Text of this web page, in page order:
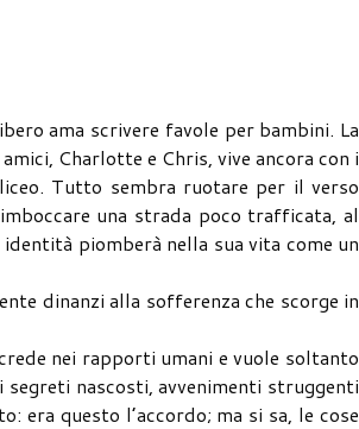
ama scrivere favole per bambini. La
Charlotte e Chris, vive ancora con i
Tutto sembra ruotare per il verso
una strada poco trafficata, al
piomberà nella sua vita come un
dinanzi alla sofferenza che scorge in
nei rapporti umani e vuole soltanto
nascosti, avvenimenti struggenti
era questo l’accordo; ma si sa, le cose